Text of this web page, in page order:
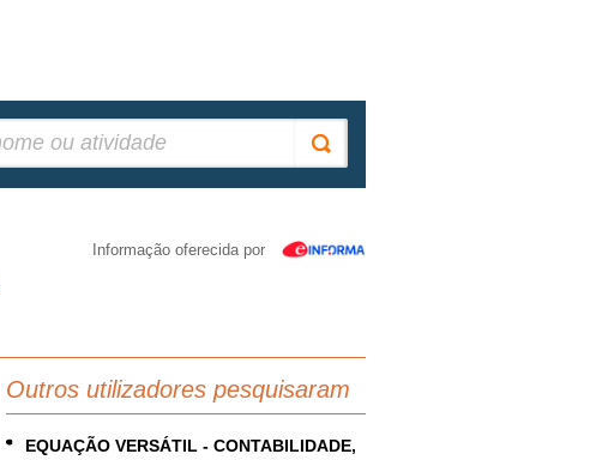
Informação oferecida por
Outros utilizadores pesquisaram
EQUAÇÃO VERSÁTIL - CONTABILIDADE,